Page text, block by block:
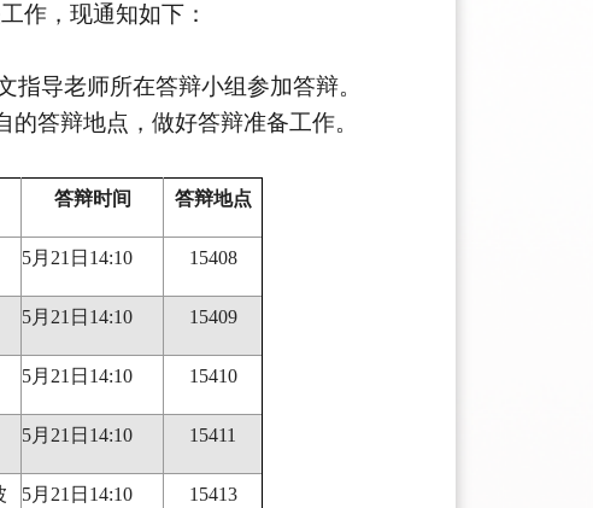
作，现通知如下：
导老师所在答辩小组参加答辩。
的答辩地点，做好答辩准备工作。
答辩时间 答辩地点
5月21日14:10 15408
5月21日14:10 15409
5月21日14:10 15410
5月21日14:10 15411
5月21日14:10 15413